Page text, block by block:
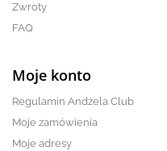
Zwroty
FAQ
Moje konto
Regulamin Andżela Club
Moje zamówienia
Moje adresy